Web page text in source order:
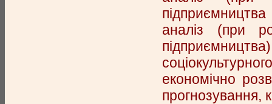
аналіз (при
економічно
прогнозування,